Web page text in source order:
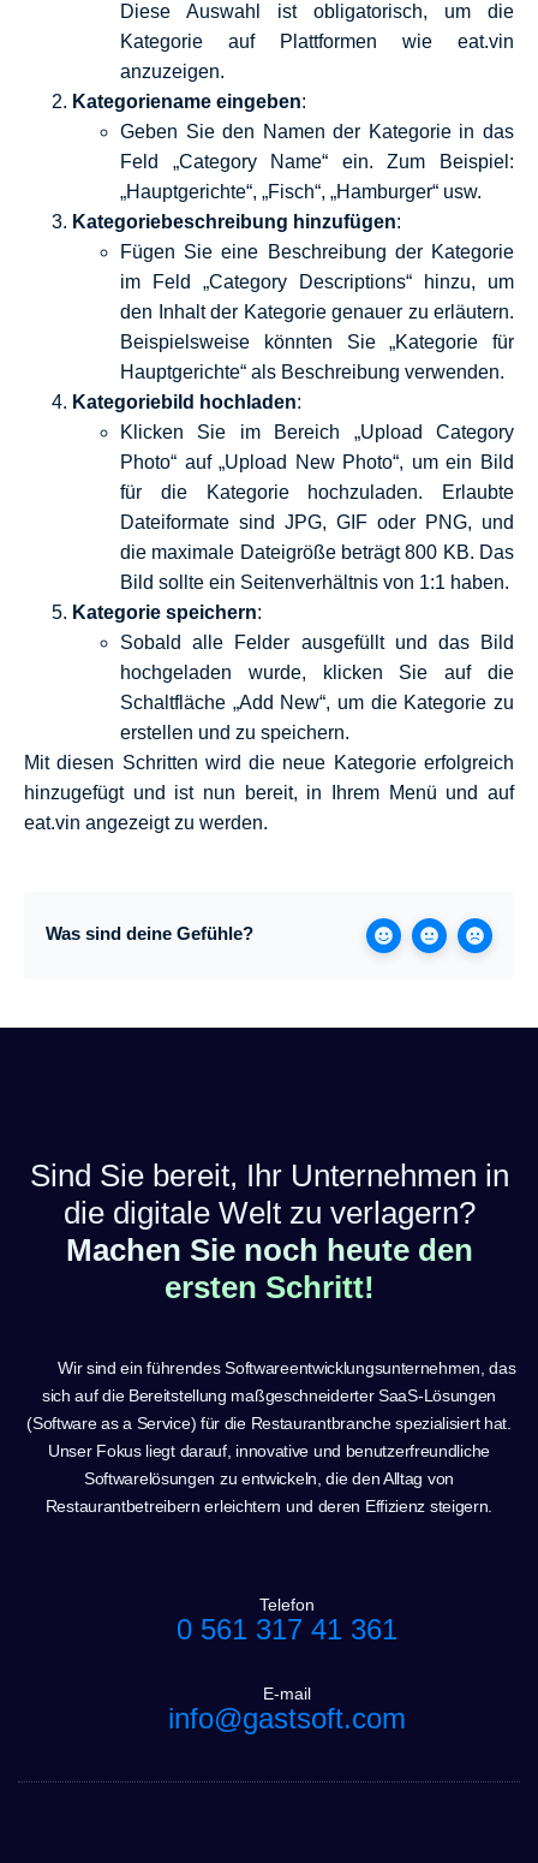
Diese Auswahl ist obligatorisch, um die
Kategorie auf Plattformen wie eat.vin
anzuzeigen.
Kategoriename eingeben:
Geben Sie den Namen der Kategorie in das
Feld „Category Name“ ein. Zum Beispiel:
„Hauptgerichte“, „Fisch“, „Hamburger“ usw.
Kategoriebeschreibung hinzufügen:
Fügen Sie eine Beschreibung der Kategorie
im Feld „Category Descriptions“ hinzu, um
den Inhalt der Kategorie genauer zu erläutern.
Beispielsweise könnten Sie „Kategorie für
Hauptgerichte“ als Beschreibung verwenden.
Kategoriebild hochladen:
Klicken Sie im Bereich „Upload Category
Photo“ auf „Upload New Photo“, um ein Bild
für die Kategorie hochzuladen. Erlaubte
Dateiformate sind JPG, GIF oder PNG, und
die maximale Dateigröße beträgt 800 KB. Das
Bild sollte ein Seitenverhältnis von 1:1 haben.
Kategorie speichern:
Sobald alle Felder ausgefüllt und das Bild
hochgeladen wurde, klicken Sie auf die
Schaltfläche „Add New“, um die Kategorie zu
erstellen und zu speichern.
Mit diesen Schritten wird die neue Kategorie erfolgreich
hinzugefügt und ist nun bereit, in Ihrem Menü und auf
eat.vin angezeigt zu werden.
Was sind deine Gefühle?
Sind Sie bereit, Ihr Unternehmen in
die digitale Welt zu verlagern?
Machen Sie noch heute den
ersten Schritt!
Wir sind ein führendes Softwareentwicklungsunternehmen, das
sich auf die Bereitstellung maßgeschneiderter SaaS-Lösungen
(Software as a Service) für die Restaurantbranche spezialisiert hat.
Unser Fokus liegt darauf, innovative und benutzerfreundliche
Softwarelösungen zu entwickeln, die den Alltag von
Restaurantbetreibern erleichtern und deren Effizienz steigern.
Telefon
0 561 317 41 361
E-mail
info@gastsoft.com